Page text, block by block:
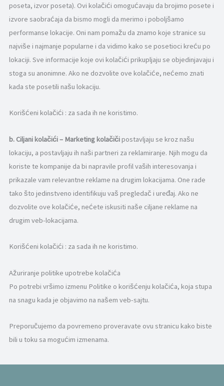
poseta, izvor poseta). Ovi kolačići omogućavaju da brojimo posete i
izvore saobraćaja da bismo mogli da merimo i poboljšamo
performanse lokacije. Oni nam pomažu da znamo koje stranice su
najviše i najmanje popularne i da vidimo kako se posetioci kreću po
lokaciji. Sve informacije koje ovi kolačići prikupljaju se objedinjavaju i
stoga su anonimne. Ako ne dozvolite ove kolačiće, nećemo znati
kada ste posetili našu lokaciju.
Korišćeni kolačići : za sada ih ne koristimo.
b. Ciljani kolačići – Marketing kolačičipostavljaju se kroz našu
lokaciju, a postavljaju ih naši partneri za reklamiranje. Njih mogu da
koriste te kompanije da bi napravile profil vaših interesovanja i
prikazale vam relevantne reklame na drugim lokacijama. One rade
tako što jedinstveno identifikuju vaš pregledač i uređaj. Ako ne
dozvolite ove kolačiće, nećete iskusiti naše ciljane reklame na
drugim veb-lokacijama.
Korišćeni kolačići : za sada ih ne koristimo.
Ažuriranje politike upotrebe kolačića
Po potrebi vršimo izmenu Politike o korišćenju kolačića, koja stupa
na snagu kada je objavimo na našem veb-sajtu.
Preporučujemo da povremeno proveravate ovu stranicu kako biste
bili u toku sa mogućim izmenama.